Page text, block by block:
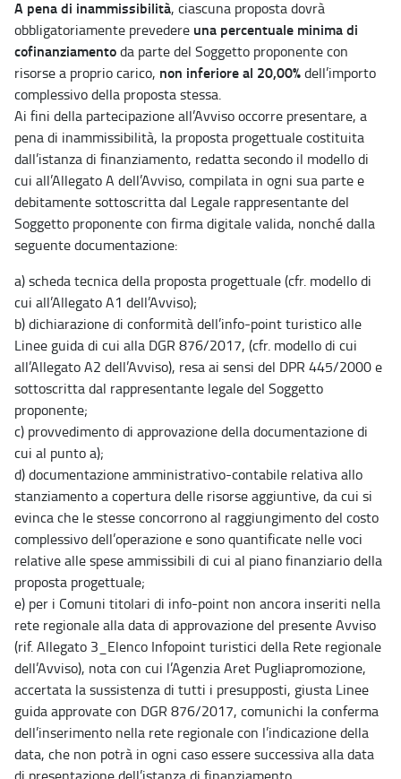
A pena di inammissibilità, ciascuna proposta dovrà
obbligatoriamente prevedere una percentuale minima di
cofinanziamentoda parte del Soggetto proponente con
risorse a proprio carico, non inferiore al 20,00%dell’importo
complessivo della proposta stessa.
Ai fini della partecipazione all’Avviso occorre presentare, a
pena di inammissibilità, la proposta progettuale costituita
dall’istanza di finanziamento, redatta secondo il modello di
cui all’Allegato A dell’Avviso, compilata in ogni sua parte e
debitamente sottoscritta dal Legale rappresentante del
Soggetto proponente con firma digitale valida, nonché dalla
seguente documentazione:
a) scheda tecnica della proposta progettuale (cfr. modello di
cui all’Allegato A1 dell’Avviso);
b) dichiarazione di conformità dell’info-point turistico alle
Linee guida di cui alla DGR 876/2017, (cfr. modello di cui
all’Allegato A2 dell’Avviso), resa ai sensi del DPR 445/2000 e
sottoscritta dal rappresentante legale del Soggetto
proponente;
c) provvedimento di approvazione della documentazione di
cui al punto a);
d) documentazione amministrativo-contabile relativa allo
stanziamento a copertura delle risorse aggiuntive, da cui si
evinca che le stesse concorrono al raggiungimento del costo
complessivo dell’operazione e sono quantificate nelle voci
relative alle spese ammissibili di cui al piano finanziario della
proposta progettuale;
e) per i Comuni titolari di info-point non ancora inseriti nella
rete regionale alla data di approvazione del presente Avviso
(rif. Allegato 3_Elenco Infopoint turistici della Rete regionale
dell’Avviso), nota con cui l’Agenzia Aret Pugliapromozione,
accertata la sussistenza di tutti i presupposti, giusta Linee
guida approvate con DGR 876/2017, comunichi la conferma
dell’inserimento nella rete regionale con l’indicazione della
data, che non potrà in ogni caso essere successiva alla data